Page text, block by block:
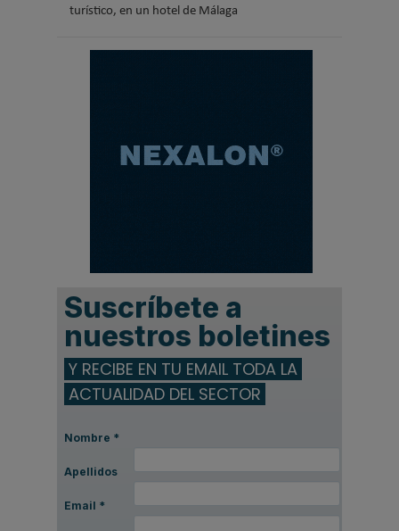
turístico, en un hotel de Málaga
Suscríbete a
nuestros boletines
Y RECIBE EN TU EMAIL TODA LA
ACTUALIDAD DEL SECTOR
Nombre *
Apellidos
Email *